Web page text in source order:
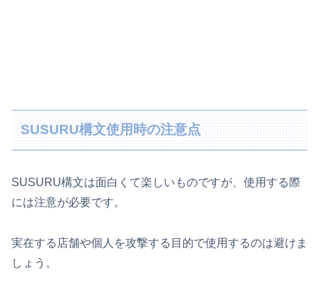
SUSURU構文使用時の注意点
SUSURU構文は面白くて楽しいものですが、使用する際
には注意が必要です。
実在する店舗や個人を攻撃する目的で使用するのは避けま
しょう。